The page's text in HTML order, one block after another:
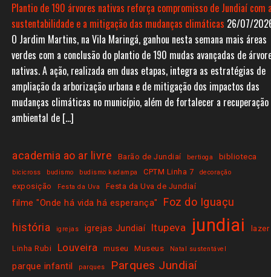
Plantio de 190 árvores nativas reforça compromisso de Jundiaí com
sustentabilidade e a mitigação das mudanças climáticas 26/07/
O Jardim Martins, na Vila Maringá, ganhou nesta semana mais áreas
verdes com a conclusão do plantio de 190 mudas avançadas de
nativas. A ação, realizada em duas etapas, integra as estratégias de
ampliação da arborização urbana e de mitigação dos impactos das
mudanças climáticas no município, além de fortalecer a recuperação
ambiental de […]
academia ao ar livre Barão de Jundiaí bertioga biblioteca
bicicross budismo budismo kadampa CPTM Linha 7 decoração
exposição Festa da Uva Festa da Uva de Jundiaí
filme "Onde há vida há esperança"
Foz do Iguaçu
história
igrejas igrejas Jundiaí Itupeva jundiai lazer
Linha Rubi Louveira museu Museus Natal sustentável
parque infantil parques Parques Jundiaí